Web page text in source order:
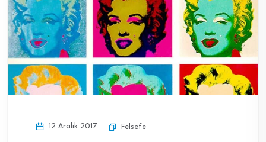
12 Aralık 2017 Felsefe